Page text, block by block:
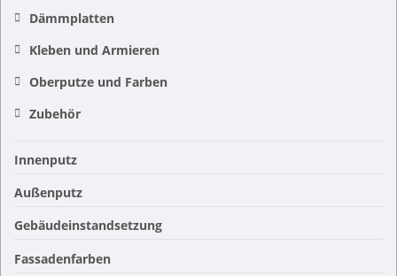
Dämmplatten
Kleben und Armieren
Oberputze und Farben
Zubehör
Innenputz
Außenputz
Gebäudeinstandsetzung
Fassadenfarben